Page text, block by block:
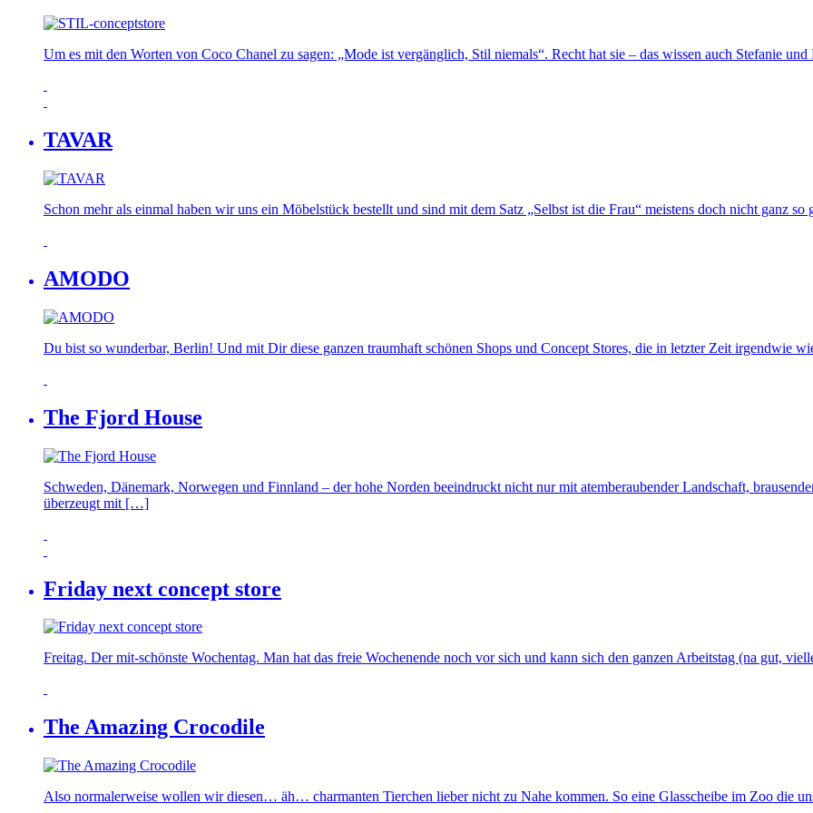
Um es mit den Worten von Coco Chanel zu sagen: „Mode ist vergänglich, Stil niemals“. Recht hat sie – das wissen auch Stefanie
TAVAR
Schon mehr als einmal haben wir uns ein Möbelstück bestellt und sind mit dem Satz „Selbst ist die Frau“ meistens doch nicht ganz
AMODO
Du bist so wunderbar, Berlin! Und mit Dir diese ganzen traumhaft schönen Shops und Concept Stores, die in letzter Zeit irgendwie
The Fjord House
Schweden, Dänemark, Norwegen und Finnland – der hohe Norden beeindruckt nicht nur mit atemberaubender Landschaft,
überzeugt mit […]
Friday next concept store
Freitag. Der mit-schönste Wochentag. Man hat das freie Wochenende noch vor sich und kann sich den ganzen Arbeitstag (na gut,
The Amazing Crocodile
Also normalerweise wollen wir diesen… äh… charmanten Tierchen lieber nicht zu Nahe kommen. So eine Glasscheibe im Zoo die